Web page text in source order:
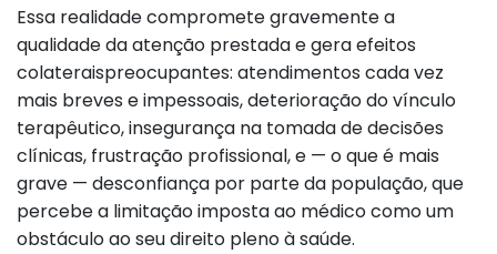
Essa realidade compromete gravemente a
qualidade da atenção prestada e gera efeitos
colateraispreocupantes: atendimentos cada vez
mais breves e impessoais, deterioração do vínculo
terapêutico, insegurança na tomada de decisões
clínicas, frustração profissional, e — o que é mais
grave — desconfiança por parte da população, que
percebe a limitação imposta ao médico como um
obstáculo ao seu direito pleno à saúde.